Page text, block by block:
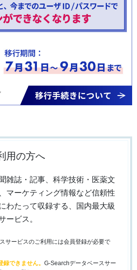
用の方へ
雑誌・記事、科学技術・医薬文
マーケティング情報など信頼性
わたって収録する、国内最大級
ービス。
サービスのご利用には会員登録が必要で
できません。 G-Searchデータベースサー